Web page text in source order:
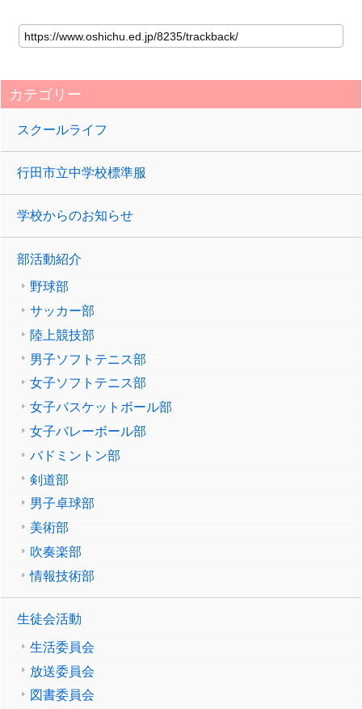
カテゴリー
スクールライフ
行田市立中学校標準服
学校からのお知らせ
部活動紹介
野球部
サッカー部
陸上競技部
男子ソフトテニス部
女子ソフトテニス部
女子バスケットボール部
女子バレーボール部
バドミントン部
剣道部
男子卓球部
美術部
吹奏楽部
情報技術部
生徒会活動
生活委員会
放送委員会
図書委員会